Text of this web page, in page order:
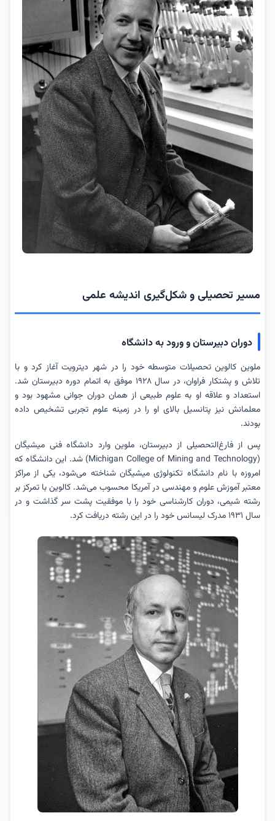
مسیر تحصیلی و شکل‌گیری اندیشه علمی
دوران دبیرستان و ورود به دانشگاه
ملوین کالوین تحصیلات متوسطه خود را در شهر دیترویت آغاز کرد و با
تلاش و پشتکار فراوان، در سال ۱۹۲۸ موفق به اتمام دوره دبیرستان شد.
استعداد و علاقه او به علوم طبیعی از همان دوران جوانی مشهود بود و
معلمانش نیز پتانسیل بالای او را در زمینه علوم تجربی تشخیص داده
بودند.
پس از فارغ‌التحصیلی از دبیرستان، ملوین وارد دانشگاه فنی میشیگان
(Michigan College of Mining and Technology) شد. این دانشگاه که
امروزه با نام دانشگاه تکنولوژی میشیگان شناخته می‌شود، یکی از مراکز
معتبر آموزش علوم و مهندسی در آمریکا محسوب می‌شد. کالوین با تمرکز بر
رشته شیمی، دوران کارشناسی خود را با موفقیت پشت سر گذاشت و در
سال ۱۹۳۱ مدرک لیسانس خود را در این رشته دریافت کرد.